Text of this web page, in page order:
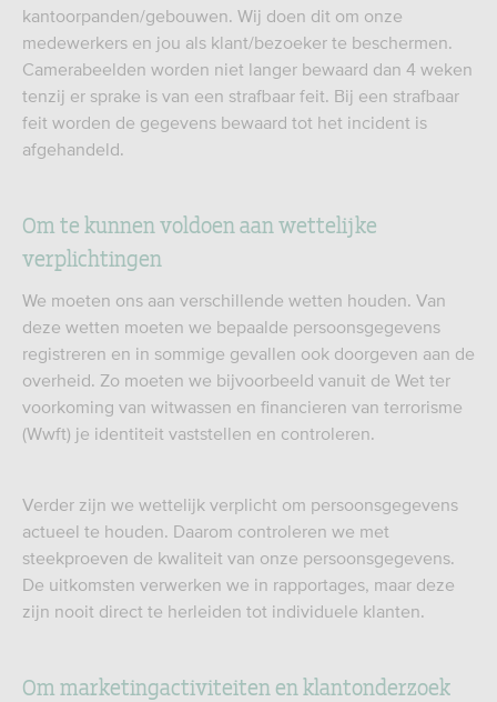
kantoorpanden/gebouwen. Wij doen dit om onze
medewerkers en jou als klant/bezoeker te beschermen.
Camerabeelden worden niet langer bewaard dan 4 weken
tenzij er sprake is van een strafbaar feit. Bij een strafbaar
feit worden de gegevens bewaard tot het incident is
afgehandeld.
Om te kunnen voldoen aan wettelijke
verplichtingen
We moeten ons aan verschillende wetten houden. Van
deze wetten moeten we bepaalde persoonsgegevens
registreren en in sommige gevallen ook doorgeven aan de
overheid. Zo moeten we bijvoorbeeld vanuit de Wet ter
voorkoming van witwassen en financieren van terrorisme
(Wwft) je identiteit vaststellen en controleren.
Verder zijn we wettelijk verplicht om persoonsgegevens
actueel te houden. Daarom controleren we met
steekproeven de kwaliteit van onze persoonsgegevens.
De uitkomsten verwerken we in rapportages, maar deze
zijn nooit direct te herleiden tot individuele klanten.
Om marketingactiviteiten en klantonderzoek